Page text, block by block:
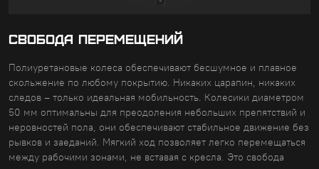
СВОБОДА ПЕРЕМЕЩЕНИЙ
Полиуретановые колеса обеспечивают бесшумное и плавное
скольжение по любому покрытию. Никаких царапин, никаких
следов – только идеальная мобильность. Колесики диаметром
50 мм оптимальны для преодоления небольших препятствий и
неровностей пола, они обеспечивают стабильное движение без
рывков и заеданий. Мягкий ход позволяет легко перемещаться
между рабочими зонами, не вставая с кресла. Это свобода